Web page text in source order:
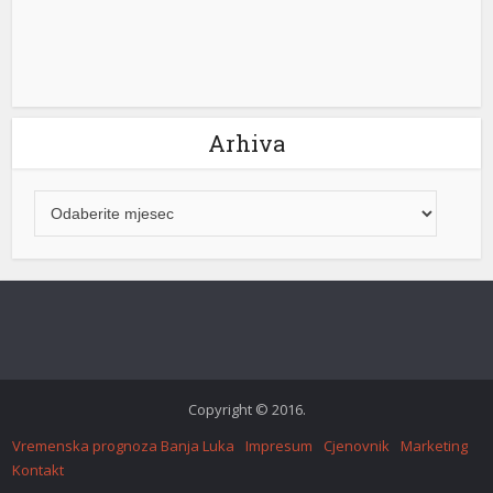
Arhiva
Copyright © 2016.
Vremenska prognoza Banja Luka
Impresum Cjenovnik
Marketing
Kontakt